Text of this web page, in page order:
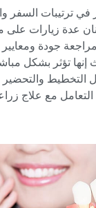
ترتيبات السفر
عدة زيارات على
جودة ومعايير
إنها تؤثر بشكل
والتحضير
مع علاج